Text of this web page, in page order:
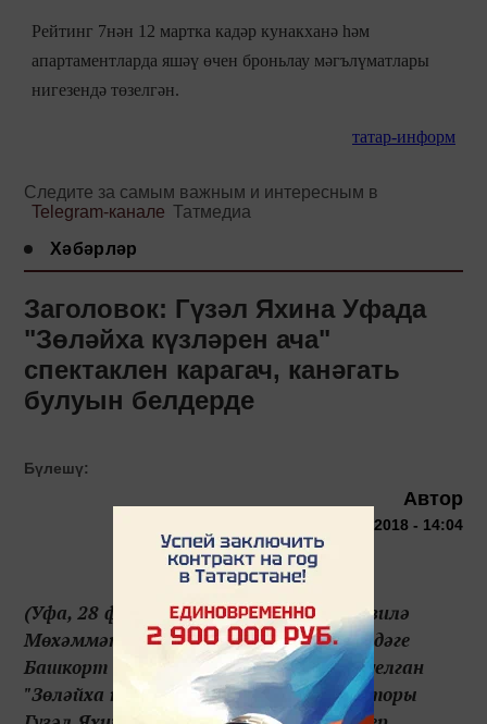
Рейтинг 7нән 12 мартка кадәр кунакханә һәм
апартаментларда яшәү өчен броньлау мәгълүматлары
нигезендә төзелгән.
татар-информ
Следите за самым важным и интересным в
Telegram-канале Татмедиа
Хәбәрләр
Заголовок: Гүзәл Яхина Уфада
"Зөләйха күзләрен ача"
спектаклен карагач, канәгать
булуын белдерде
Бүлешү:
Автор
28 февраля 2018 - 14:04
(Уфа, 28 февраль, "Татар-информ", Рузилә
Мөхәммәтова). Кичә М.Гафури исемендәге
Башкорт дәүләт драма театрында куелган
"Зөләйха күзләрен ача" спектаклен авторы